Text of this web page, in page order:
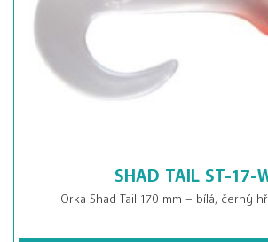
SHAD TAIL ST-17-
Orka Shad Tail 170 mm – bílá, černý